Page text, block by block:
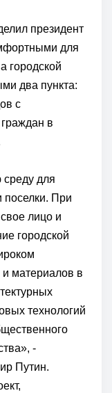
президент
для
городской
два пункта:
с
в
для
поселки. При
лицо и
городской
материалов в
технологий
-
Путин.